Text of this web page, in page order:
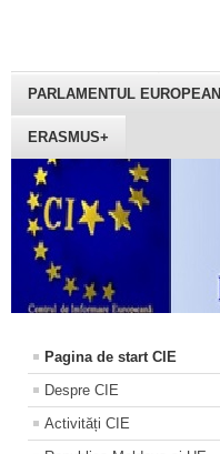
PARLAMENTUL EUROPEAN
ERASMUS+
Pagina de start CIE
Despre CIE
Activități CIE